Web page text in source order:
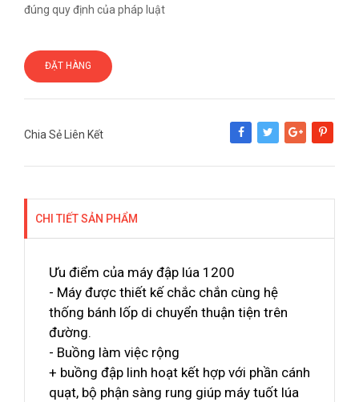
đúng quy định của pháp luật
ĐẶT HÀNG
Chia Sẻ Liên Kết
Share Tweet Google+Pinterest
CHI TIẾT SẢN PHẨM
Ưu điểm của máy đập lúa 1200
- Máy được thiết kế chắc chắn cùng hệ
thống bánh lốp di chuyển thuận tiện trên
đường.
- Buồng làm việc rộng
+ buồng đập linh hoạt kết hợp với phần cánh
quạt, bộ phận sàng rung giúp máy tuốt lúa